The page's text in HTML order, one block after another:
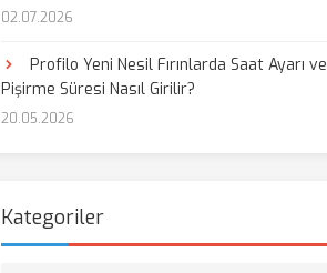
02.07.2026
Profilo Yeni Nesil Fırınlarda Saat Ayarı ve
Pişirme Süresi Nasıl Girilir?
20.05.2026
Kategoriler